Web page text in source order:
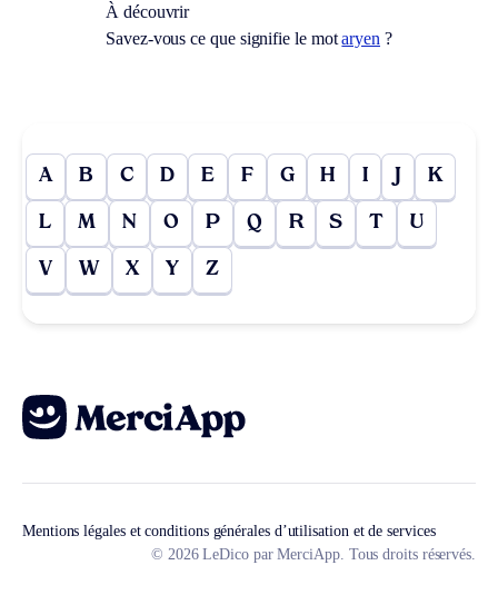
À découvrir
Savez-vous ce que signifie le motaryen ?
A B C D E F G H I J K
L M N O P Q R S T U
V W X Y Z
Mentions légales et conditions générales d’utilisation et de services
© 2026 LeDico par MerciApp. Tous droits réservés.